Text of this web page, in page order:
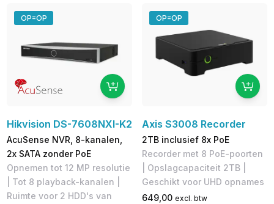
OP=OP
Hikvision DS-7608NXI-K2
AcuSense NVR, 8-kanalen,
2x SATA zonder PoE
Opnemen tot 12 MP resolutie
| Tot 8 playback-kanalen |
Ruimte voor 2 HDD's van
OP=OP
Axis S3008 Recorder
2TB inclusief 8x PoE
Recorder met 8 PoE-poorten
| Opslagcapaciteit 2TB | ​
Geschikt voor UHD opnames
649,00 excl. btw